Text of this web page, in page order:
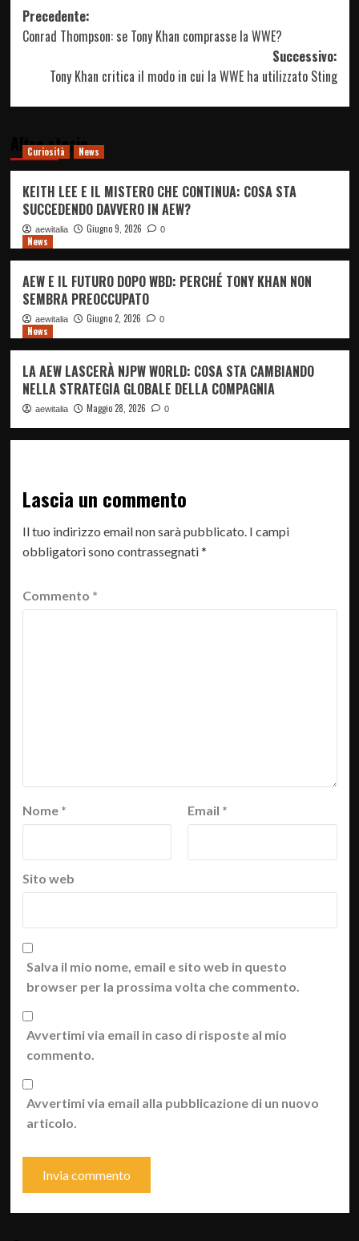
Navigazione
articolo
Precedente:
Conrad Thompson: se Tony Khan comprasse la WWE?
Successivo:
Tony Khan critica il modo in cui la WWE ha utilizzato Sting
Altre storie
Curiosità News
KEITH LEE E IL MISTERO CHE CONTINUA: COSA STA
SUCCEDENDO DAVVERO IN AEW?
aewitalia Giugno 9, 2026 0
News
AEW E IL FUTURO DOPO WBD: PERCHÉ TONY KHAN NON
SEMBRA PREOCCUPATO
aewitalia Giugno 2, 2026 0
News
LA AEW LASCERÀ NJPW WORLD: COSA STA CAMBIANDO
NELLA STRATEGIA GLOBALE DELLA COMPAGNIA
aewitalia Maggio 28, 2026 0
Lascia un commento
Il tuo indirizzo email non sarà pubblicato. I campi
obbligatori sono contrassegnati*
Commento *
Nome * Email *
Sito web
Salva il mio nome, email e sito web in questo
browser per la prossima volta che commento.
Avvertimi via email in caso di risposte al mio
commento.
Avvertimi via email alla pubblicazione di un nuovo
articolo.